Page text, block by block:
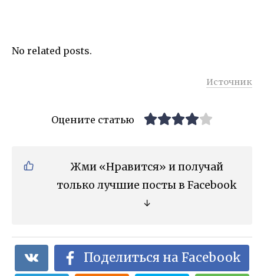
No related posts.
Источник
Оцените статью
Жми «Нравится» и получай
только лучшие посты в Facebook
↓
Поделиться на Facebook